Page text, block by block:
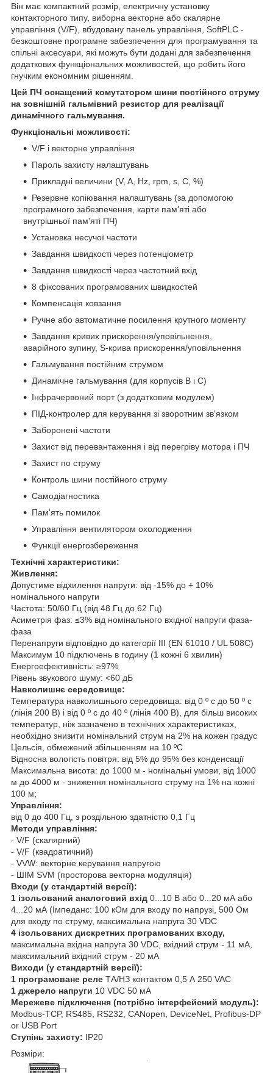
Він має компактний розмір, електричну установку
контакторного типу, виборна векторне або скалярне
управління (V/F), вбудовану панель управління, SoftPLC -
безкоштовне програмне забезпечення для програмування та
спільні аксесуари, які можуть бути додані для забезпечення
додаткових функціональних можливостей, що робить його
гнучким економним рішенням.
Цей ПЧ оснащений комутатором шини постійного струму
на зовнішній гальмівний резистор для реалізації
динамічного гальмування.
Функціональні можливості:
V/F і векторне управління
Пароль захисту налаштувань
Прикладні величини (V, A, Hz, rpm, s, C, %)
Резервне копіювання налаштувань (за допомогою
програмного забезпечення, карти пам'яті або
внутрішньої пам'яті ПЧ)
Установка несучої частоти
Завдання швидкості через потенціометр
Завдання швидкості через частотний вхід
8 фіксованих програмованих швидкостей
Компенсація ковзання
Ручне або автоматичне посилення крутного моменту
Завдання кривих прискорення/уповільнення,
аварійного зупину, S-крива прискорення/уповільнення
Гальмування постійним струмом
Динамічне гальмування (для корпусів В і С)
Інфрачервоний порт (з додатковим модулем)
ПІД-контролер для керування зі зворотним зв'язком
Заборонені частоти
Захист від перевантаження і від перегріву мотора і ПЧ
Захист по струму
Контроль шини постійного струму
Самодіагностика
Пам'ять помилок
Управління вентилятором охолодження
Функції енергозбереження
Технічні характеристики:
Живлення:
Допустиме відхилення напруги: від -15% до + 10%
номінального напруги
Частота: 50/60 Гц (від 48 Гц до 62 Гц)
Асиметрія фаз: ≤3% від номінального вхідної напруги фаза-
фаза
Перенапруги відповідно до категорії III (EN 61010 / UL 508C)
Максимум 10 підключень в годину (1 кожні 6 хвилин)
Енергоефективність: ≥97%
Рівень звукового шуму: <60 дБ
Навколишнє середовище:
Температура навколишнього середовища: від 0 º c до 50 º c
(лінія 200 В) і від 0 º c до 40 º (лінія 400 В), для більш високих
температур, ніж зазначено в технічних характеристиках,
необхідно знизити номінальний струм на 2% на кожен градус
Цельсія, обмежений збільшенням на 10 ºC
Відносна вологість повітря: від 5% до 95% без конденсації
Максимальна висота: до 1000 м - номінальні умови, від 1000
м до 4000 м - зниження номінального струму на 1% на кожні
100 м;
Управління:
від 0 до 400 Гц, з роздільною здатністю 0,1 Гц
Методи управління:
- V/F (скалярний)
- V/F (квадратичний)
- VVW: векторне керування напругою
- ШІМ SVM (просторова векторна модуляція)
Входи (у стандартній версії):
1 ізольований аналоговий вхід 0...10 В або 0...20 мА або
4...20 мА (Імпеданс: 100 кОм для входу по напрузі, 500 Ом
для входу по струму, максимальна напруга 30 VDC
4 ізольованих дискретних програмованих входу,
максимальна вхідна напруга 30 VDC, вхідний струм - 11 мА,
максимальний вхідний струм - 20 мА
Виходи (у стандартній версії):
1 програмоване реле ТА/НЗ контактом 0,5 А 250 VAC
1 джерело напруги 10 VDC 50 мА
Мережеве підключення (потрібно інтерфейсний модуль):
Modbus-TCP, RS485, RS232, CANopen, DeviceNet, Profibus-DP
or USB Port
Ступінь захисту: IP20
Розміри: